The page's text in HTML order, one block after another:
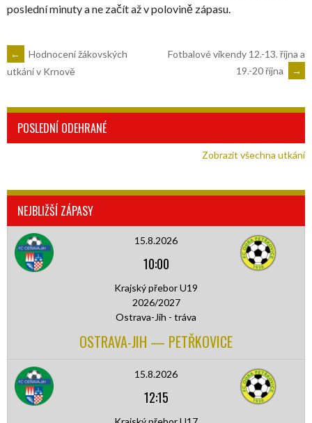
poslední minuty a ne začít až v polovině zápasu.
←
Hodnocení žákovských
utkání v Krnově
Fotbalové víkendy 12.-13. října a
19.-20 října
→
POSLEDNÍ ODEHRANÉ
Zobrazit všechna utkání
NEJBLIŽŠÍ ZÁPASY
15.8.2026
10:00
Krajský přebor U19
2026/2027
Ostrava-Jih - tráva
OSTRAVA-JIH — PETŘKOVICE
15.8.2026
12:15